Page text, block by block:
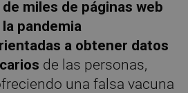
miles de páginas web
pandemia
a obtener datos
de las personas,
una falsa vacuna